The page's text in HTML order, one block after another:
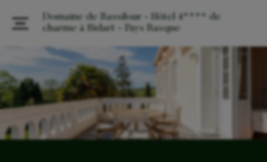
Domaine de Bassilour - Hôtel 4**** de
charme à Bidart - Pays Basque